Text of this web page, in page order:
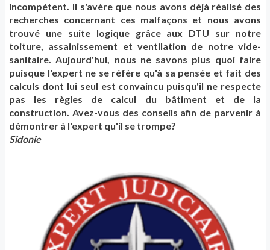
incompétent. Il s'avère que nous avons déjà réalisé des
recherches concernant ces malfaçons et nous avons
trouvé une suite logique grâce aux DTU sur notre
toiture, assainissement et ventilation de notre vide-
sanitaire. Aujourd'hui, nous ne savons plus quoi faire
puisque l'expert ne se réfère qu'à sa pensée et fait des
calculs dont lui seul est convaincu puisqu'il ne respecte
pas les règles de calcul du bâtiment et de la
construction. Avez-vous des conseils afin de parvenir à
démontrer à l'expert qu'il se trompe?
Sidonie